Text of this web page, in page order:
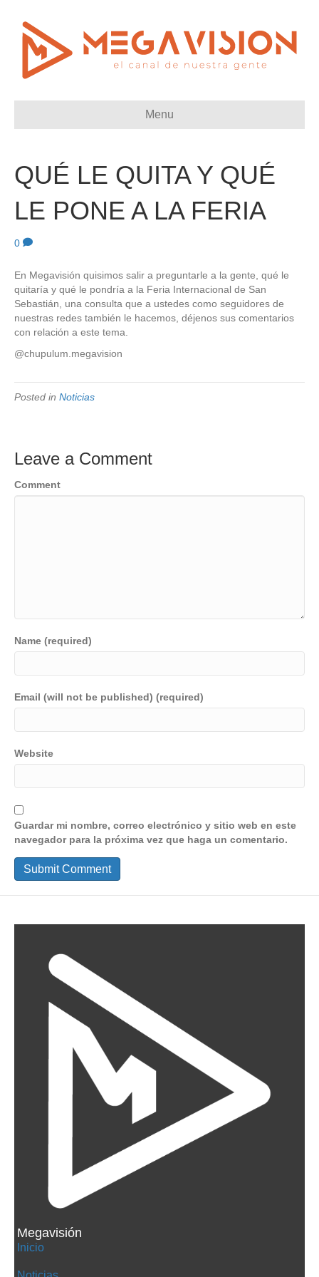
Menu
QUÉ LE QUITA Y QUÉ
LE PONE A LA FERIA
0
En Megavisión quisimos salir a preguntarle a la gente, qué le
quitaría y qué le pondría a la Feria Internacional de San
Sebastián, una consulta que a ustedes como seguidores de
nuestras redes también le hacemos, déjenos sus comentarios
con relación a este tema.
@chupulum.megavision
Posted in Noticias
Leave a Comment
Comment
Name (required)
Email (will not be published) (required)
Website
Guardar mi nombre, correo electrónico y sitio web en este
navegador para la próxima vez que haga un comentario.
Megavisión
Inicio